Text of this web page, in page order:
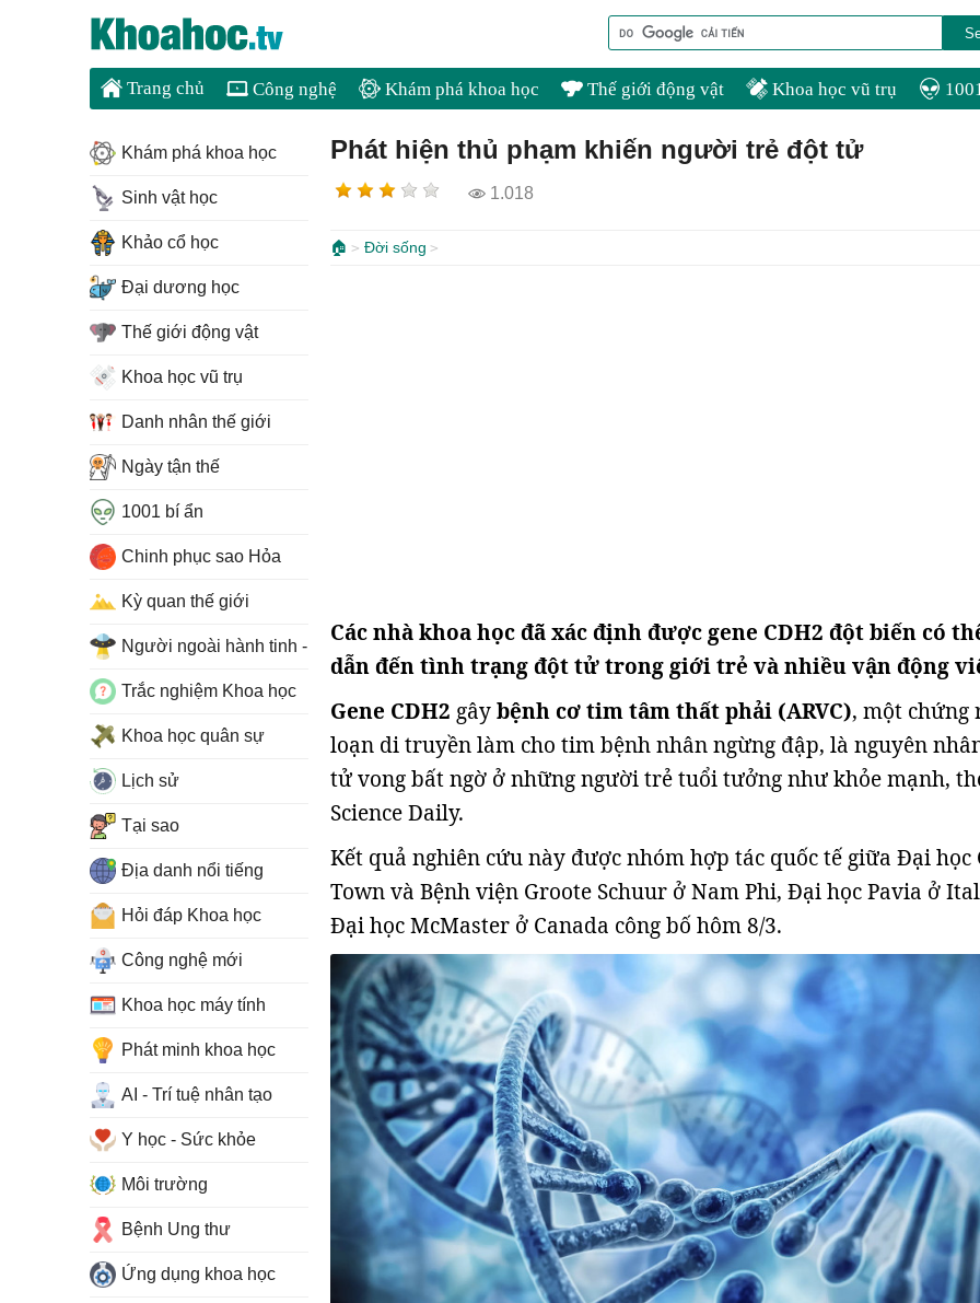
Trang chủ Công nghệ Khám phá khoa học Thế giới động vật Khoa học vũ trụ
Phát hiện thủ phạm khiến người trẻ đột tử
1.018
🏠 Đời sống
Các nhà khoa học đã xác định được gene CDH2 đột biến có
dẫn đến tình trạng đột tử trong giới trẻ và nhiều vận động
Gene CDH2 gâybệnh cơ tim tâm thất phải (ARVC), một chứng
loạn di truyền làm cho tim bệnh nhân ngừng đập, là nguyên
tử vong bất ngờ ở những người trẻ tuổi tưởng như khỏe mạnh,
Science Daily.
Kết quả nghiên cứu này được nhóm hợp tác quốc tế giữa Đại học
Town và Bệnh viện Groote Schuur ở Nam Phi, Đại học Pavia ở
Đại học McMaster ở Canada công bố hôm 8/3.
Khám phá khoa học
Sinh vật học
Khảo cổ học
Đại dương học
Thế giới động vật
Khoa học vũ trụ
Danh nhân thế giới
Ngày tận thế
1001 bí ẩn
Chinh phục sao Hỏa
Kỳ quan thế giới
Người ngoài hành tinh - UFO
Trắc nghiệm Khoa học
Khoa học quân sự
Lịch sử
Tại sao
Địa danh nổi tiếng
Hỏi đáp Khoa học
Công nghệ mới
Khoa học máy tính
Phát minh khoa học
AI - Trí tuệ nhân tạo
Y học - Sức khỏe
Môi trường
Bệnh Ung thư
Ứng dụng khoa học